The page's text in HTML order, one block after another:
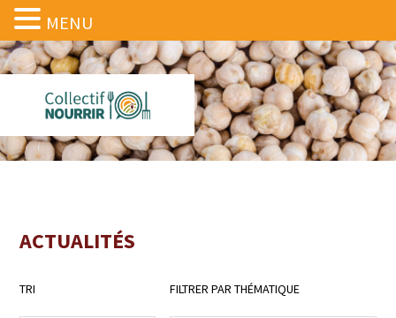
ACTUALITÉS
TRI FILTRER PAR THÉMATIQUE
MENU